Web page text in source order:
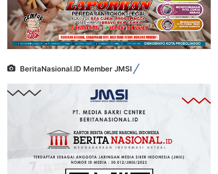
BeritaNasional.ID Member JMSI